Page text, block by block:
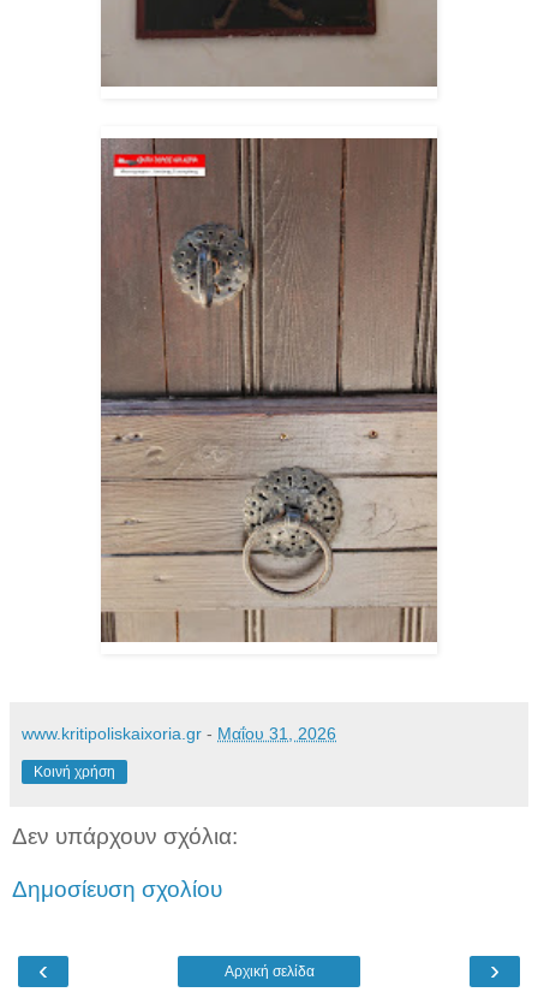
www.kritipoliskaixoria.gr - Μαΐου 31, 2026
Κοινή χρήση
Δεν υπάρχουν σχόλια:
Δημοσίευση σχολίου
‹ ›
Αρχική σελίδα